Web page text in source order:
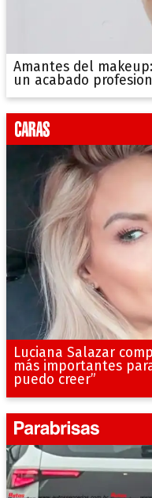
Amantes del
un acabado
Luciana Salazar
más importantes
puedo creer”